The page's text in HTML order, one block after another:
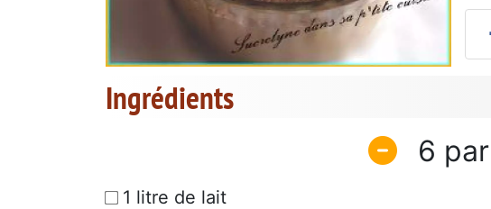
Ingrédients
6
1 litre de lait